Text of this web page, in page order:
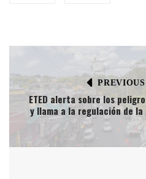
ETED alerta sobre los
y llama a la regulación de